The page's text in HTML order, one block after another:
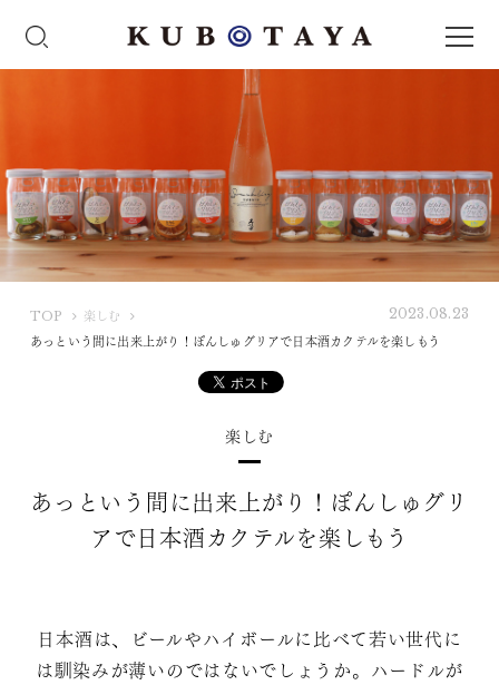
TOP
U
楽しむ
あっという間に出来上がり！ぽんしゅグリアで日本酒カクテルを楽しもう
2023.08.23
楽しむ
あっという間に出来上がり！ぽんしゅグリ
アで日本酒カクテルを楽しもう
日本酒は、ビールやハイボールに比べて若い世代に
は馴染みが薄いのではないでしょうか。ハードルが